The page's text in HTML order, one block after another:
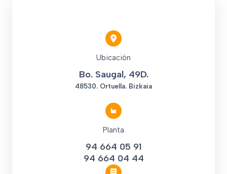
Ubicación
Bo. Saugal, 49D.
48530. Ortuella. Bizkaia
Planta
94 664 05 91
94 664 04 44